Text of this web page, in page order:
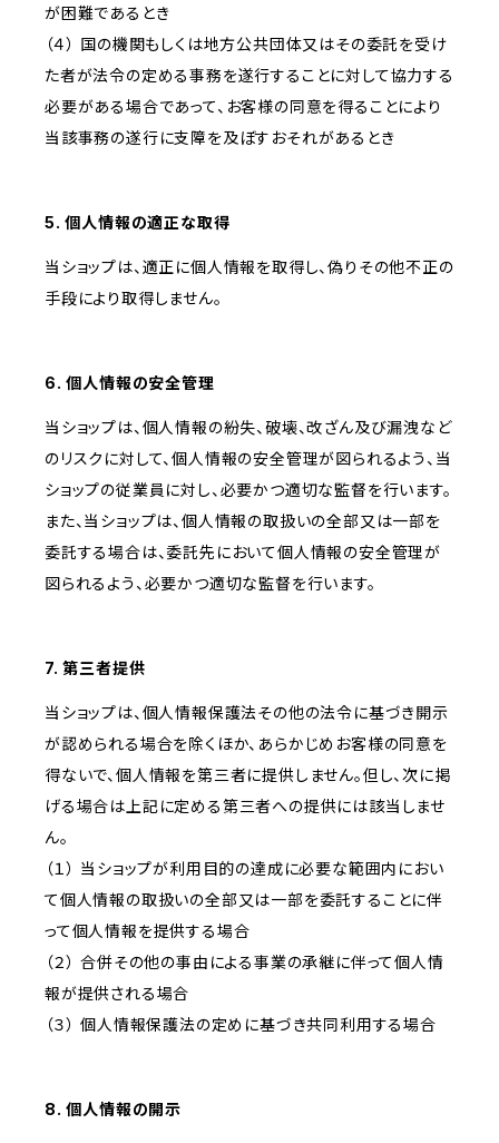
が困難であるとき
（４） 国の機関もしくは地方公共団体又はその委託を受け
た者が法令の定める事務を遂行することに対して協力する
必要がある場合であって、お客様の同意を得ることにより
当該事務の遂行に支障を及ぼすおそれがあるとき
5. 個人情報の適正な取得
当ショップは、適正に個人情報を取得し、偽りその他不正の
手段により取得しません。
6. 個人情報の安全管理
当ショップは、個人情報の紛失、破壊、改ざん及び漏洩など
のリスクに対して、個人情報の安全管理が図られるよう、当
ショップの従業員に対し、必要かつ適切な監督を行います。
また、当ショップは、個人情報の取扱いの全部又は一部を
委託する場合は、委託先において個人情報の安全管理が
図られるよう、必要かつ適切な監督を行います。
7. 第三者提供
当ショップは、個人情報保護法その他の法令に基づき開示
が認められる場合を除くほか、あらかじめお客様の同意を
得ないで、個人情報を第三者に提供しません。但し、次に掲
げる場合は上記に定める第三者への提供には該当しませ
ん。
（１） 当ショップが利用目的の達成に必要な範囲内におい
て個人情報の取扱いの全部又は一部を委託することに伴
って個人情報を提供する場合
（２） 合併その他の事由による事業の承継に伴って個人情
報が提供される場合
（３） 個人情報保護法の定めに基づき共同利用する場合
8. 個人情報の開示